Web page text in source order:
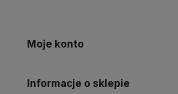
Moje konto
Informacje o sklepie